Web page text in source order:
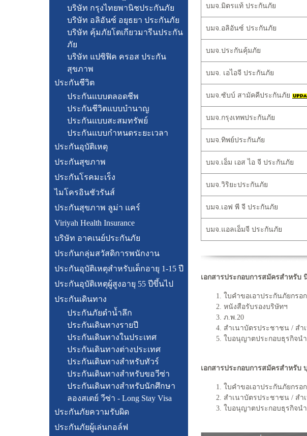
บมจ.มิตรแท้ ประกันภัย
บมจ.อลิอันซ์ ประกันภัย
บมจ.ประกันคุ้มภัย
บมจ. เอไอจี ประกันภัย
บมจ.ซับบ์ สามัคคีประกันภัย
บมจ.กรุงเทพประกันภัย
บมจ.ทิพย์ประกันภัย
บมจ.เอ็ม เอส ไอ จี ประกันภัย
บมจ.วิริยะประกันภัย
บมจ.เอฟ พี จี ประกันภัย
บมจ.แอลเอ็มจี ประกันภัย
เอกสารประกอบการสมัครสำหรับ
1. ใบคำขอเอาประกันภัยกร
2. หนังสือรับรองบริษัทฯ
3. ภ.พ.20
4. สำเนาบัตรประชาชน / สำเ
5. ใบอนุญาตประกอบธุรกิจน
เอกสารประกอบการสมัครสำหรับ
1. ใบคำขอเอาประกันภัยกร
2. สำเนาบัตรประชาชน / สำเ
3. ใบอนุญาตประกอบธุรกิจน
บริษัท กรุงไทยพานิชประกันภัย
บริษัท อลิอันซ์ อยุธยา ประกันภัย
บริษัท คุ้มภัยโตเกียวมารีนประกัน
ภัย
บริษัท แปซิฟิค ครอส ประกัน
สุขภาพ
ประกันชีวิต
ประกันแบบตลอดชีพ
ประกันชีวิตแบบบำนาญ
ประกันแบบสะสมทรัพย์
ประกันแบบกำหนดระยะเวลา
ประกันอุบัติเหตุ
ประกันสุขภาพ
ประกันโรคมะเร็ง
ไมโครอินชัวรันส์
ประกันสุขภาพ ลูม่า แคร์
Viriyah Health Insurance
บริษัท อาคเนย์ประกันภัย
ประกันกลุ่มสวัสดิการพนักงาน
ประกันอุบัติเหตุสำหรับเด็กอายุ 1-15 ปี
ประกันอุบัติเหตุผู้สูงอายุ 55 ปีขึ้นไป
ประกันเดินทาง
ประกันภัยดำน้ำลึก
ประกันเดินทางรายปี
ประกันเดินทางในประเทศ
ประกันเดินทางต่างประเทศ
ประกันเดินทางสำหรับทัวร์
ประกันเดินทางสำหรับขอวีซ่า
ประกันเดินทางสำหรับนักศึกษา
ลองสเตย์ วีซ่า - Long Stay Visa
ประกันภัยความรับผิด
ประกันภัยผู้เล่นกอล์ฟ